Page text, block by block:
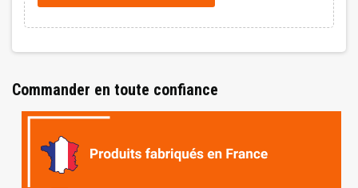
Commander en toute confiance